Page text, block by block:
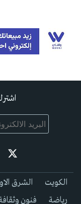
الكويت الشرق
رياضة
فنون